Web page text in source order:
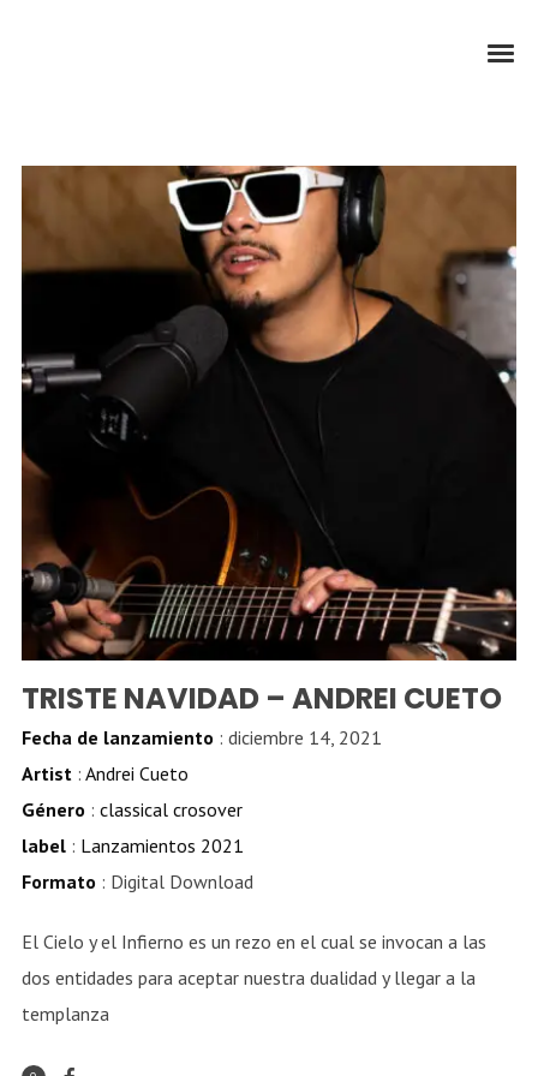
TRISTE NAVIDAD – ANDREI CUETO
Fecha de lanzamiento : diciembre 14, 2021
Artist: Andrei Cueto
Género : classical crosover
label: Lanzamientos 2021
Formato : Digital Download
El Cielo y el Infierno es un rezo en el cual se invocan a las
dos entidades para aceptar nuestra dualidad y llegar a la
templanza